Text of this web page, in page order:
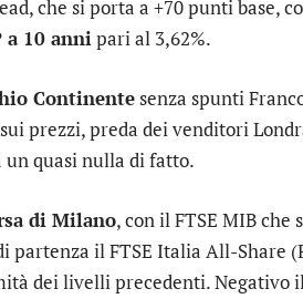
, che si porta a +70 punti base,
a 10 annipari al 3,62%.
Continentesenza spunti
prezzi, preda dei venditori
un quasi nulla di fatto.
di Milano, con ilFTSE MIBche
partenza ilFTSE Italia All-Share (
dei livelli precedenti. Negativo